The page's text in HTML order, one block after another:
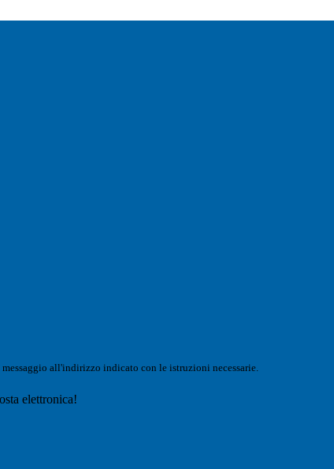
all'indirizzo indicato con le istruzioni necessarie.
elettronica!